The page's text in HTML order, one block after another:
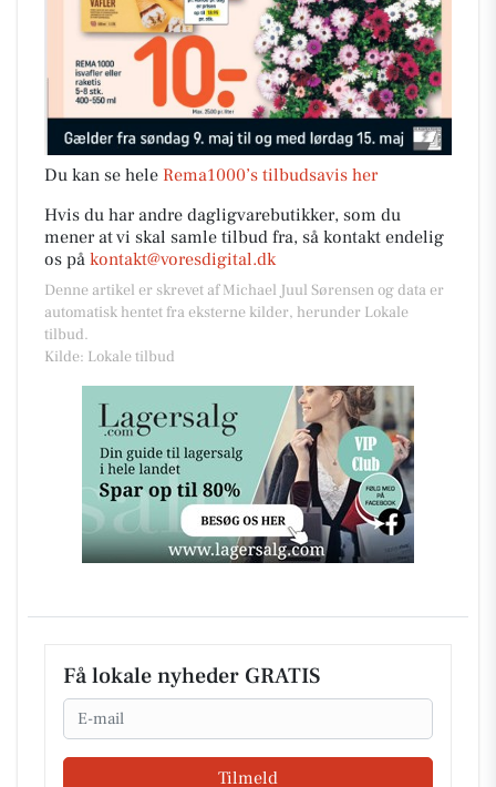
Du kan se hele Rema1000’s tilbudsavis her
Hvis du har andre dagligvarebutikker, som du
mener at vi skal samle tilbud fra, så kontakt endelig
os på kontakt@voresdigital.dk
Denne artikel er skrevet af Michael Juul Sørensen og data er
automatisk hentet fra eksterne kilder, herunder Lokale
tilbud.
Kilde: Lokale tilbud
Få lokale nyheder GRATIS
Email
Tilmeld